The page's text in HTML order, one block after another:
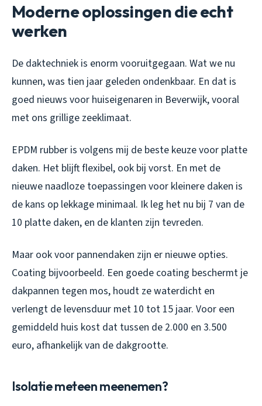
Moderne oplossingen die echt
werken
De daktechniek is enorm vooruitgegaan. Wat we nu
kunnen, was tien jaar geleden ondenkbaar. En dat is
goed nieuws voor huiseigenaren in Beverwijk, vooral
met ons grillige zeeklimaat.
EPDM rubber is volgens mij de beste keuze voor platte
daken. Het blijft flexibel, ook bij vorst. En met de
nieuwe naadloze toepassingen voor kleinere daken is
de kans op lekkage minimaal. Ik leg het nu bij 7 van de
10 platte daken, en de klanten zijn tevreden.
Maar ook voor pannendaken zijn er nieuwe opties.
Coating bijvoorbeeld. Een goede coating beschermt je
dakpannen tegen mos, houdt ze waterdicht en
verlengt de levensduur met 10 tot 15 jaar. Voor een
gemiddeld huis kost dat tussen de 2.000 en 3.500
euro, afhankelijk van de dakgrootte.
Isolatie meteen meenemen?